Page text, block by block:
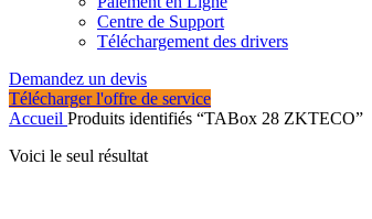
Centre de Support
Téléchargement des drivers
Demandez un devis
Télécharger l'offre de service
Accueil Produits identifiés “TABox 28 ZKTECO”
Voici le seul résultat